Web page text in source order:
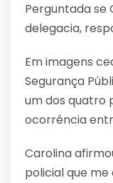
Perguntada se
delegacia,
Em imagens
Segurança
um dos quatro
ocorrência
Carolina
policial que me